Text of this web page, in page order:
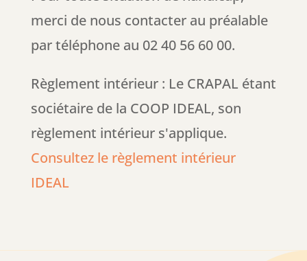
merci de nous contacter au préalable
par téléphone au 02 40 56 60 00.
Règlement intérieur : Le CRAPAL étant
sociétaire de la COOP IDEAL, son
règlement intérieur s'applique.
Consultez le règlement intérieur
IDEAL